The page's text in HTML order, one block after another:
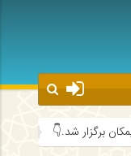
روحانیون جهرم در مسیر